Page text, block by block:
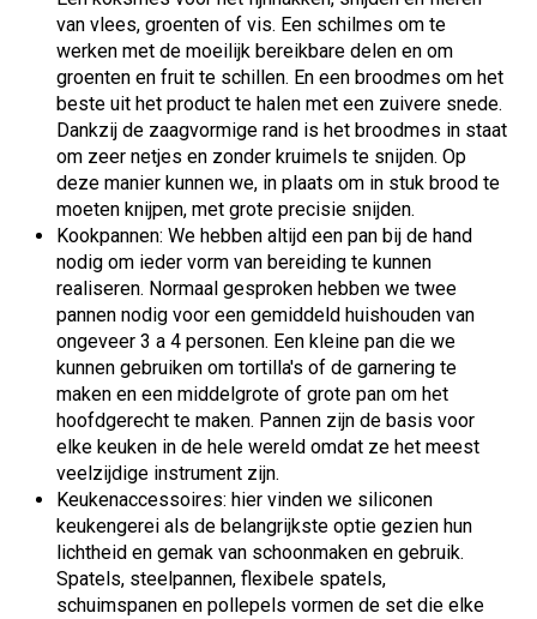
van vlees, groenten of vis. Een schilmes om te
werken met de moeilijk bereikbare delen en om
groenten en fruit te schillen. En een broodmes om het
beste uit het product te halen met een zuivere snede.
Dankzij de zaagvormige rand is het broodmes in staat
om zeer netjes en zonder kruimels te snijden. Op
deze manier kunnen we, in plaats om in stuk brood te
moeten knijpen, met grote precisie snijden.
Kookpannen: We hebben altijd een pan bij de hand
nodig om ieder vorm van bereiding te kunnen
realiseren. Normaal gesproken hebben we twee
pannen nodig voor een gemiddeld huishouden van
ongeveer 3 a 4 personen. Een kleine pan die we
kunnen gebruiken om tortilla's of de garnering te
maken en een middelgrote of grote pan om het
hoofdgerecht te maken. Pannen zijn de basis voor
elke keuken in de hele wereld omdat ze het meest
veelzijdige instrument zijn.
Keukenaccessoires: hier vinden we siliconen
keukengerei als de belangrijkste optie gezien hun
lichtheid en gemak van schoonmaken en gebruik.
Spatels, steelpannen, flexibele spatels,
schuimspanen en pollepels vormen de set die elke